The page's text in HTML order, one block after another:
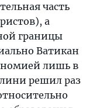
часть
а
границы
Ватикан
лишь в
решил раз